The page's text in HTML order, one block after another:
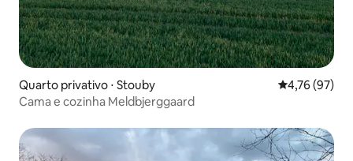
Quarto privativo ⋅ Stouby 4,76 de uma
4,76 (97)
Cama e cozinha Meldbjerggaard